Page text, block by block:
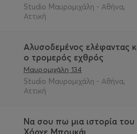
Studio Μαυρομιχάλη - Αθήνα,
Αττική
Αλυσοδεμένος ελέφαντας
ο τρομερός εχθρός
Μαυρομιχάλη 134
Studio Μαυρομιχάλη - Αθήνα,
Αττική
Να σου πω μια ιστορία του
Χόρχε Μπουκάι